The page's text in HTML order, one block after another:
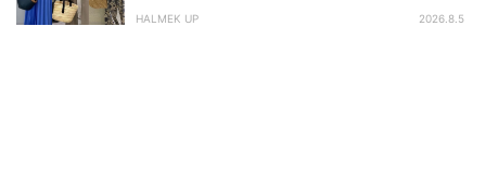
HALMEK UP 2026.8.5